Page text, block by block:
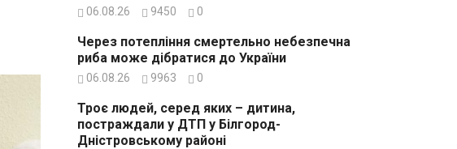
06.08.26 9450 0
Через потепління смертельно небезпечна
риба може дібратися до України
06.08.26 9963 0
Троє людей, серед яких – дитина,
постраждали у ДТП у Білгород-
Дністровському районі